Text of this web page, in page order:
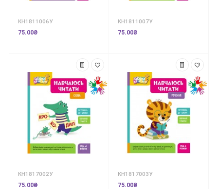
КН1811006У
75.00₴
КН1811007У
75.00₴
КН1817002У
75.00₴
КН1817003У
75.00₴